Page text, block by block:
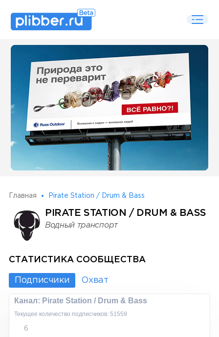
Some SEO Title
Главная Pirate Station / Drum & Bass
PIRATE STATION / DRUM & BASS
Водный транспорт
СТАТИСТИКА СООБЩЕСТВА
Подписчики Охват
Канал: Pirate Station / Drum & Bass
Текущее количество подписчиков: 51559
6